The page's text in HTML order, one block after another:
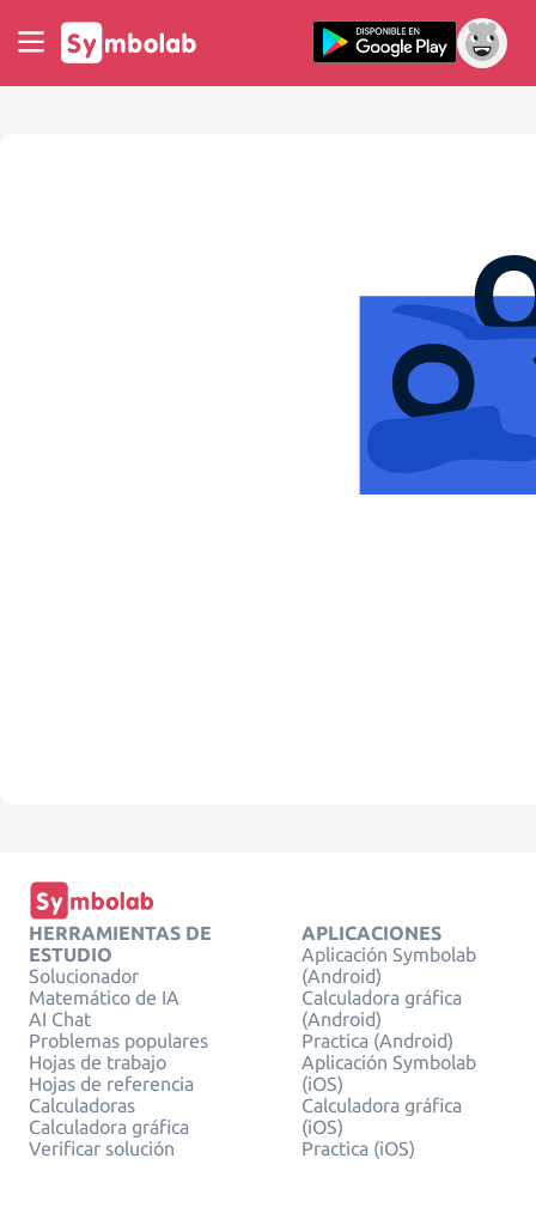
HERRAMIENTAS DE
ESTUDIO
Solucionador
Matemático de IA
AI Chat
Problemas populares
Hojas de trabajo
Hojas de referencia
Calculadoras
Calculadora gráfica
Verificar solución
APLICACIONES
Aplicación Symbolab
(Android)
Calculadora gráfica
(Android)
Practica (Android)
Aplicación Symbolab
(iOS)
Calculadora gráfica
(iOS)
Practica (iOS)